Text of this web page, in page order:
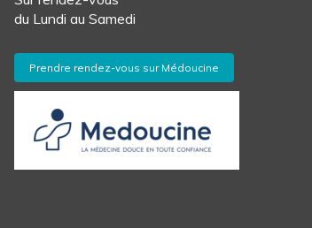
du Lundi au Samedi
Prendre rendez-vous sur Médoucine